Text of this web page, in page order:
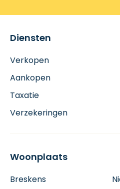
Diensten
Verkopen
Aankopen
Taxatie
Verzekeringen
Woonplaats
Breskens